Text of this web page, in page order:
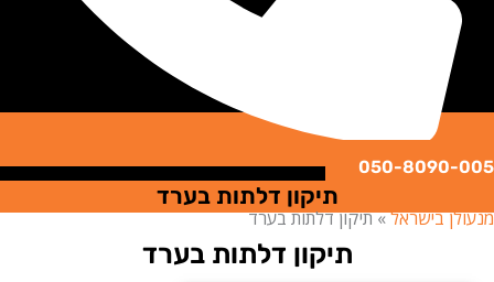
050-
תיקון דלתות בערד
בישראל»תיקון דלתות בערד
תיקון דלתות בערד